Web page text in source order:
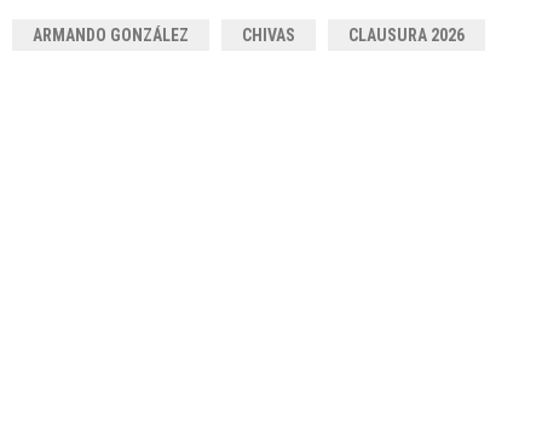
ARMANDO GONZÁLEZ CHIVAS CLAUSURA 2026